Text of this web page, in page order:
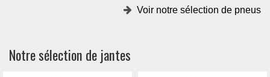
Voir notre sélection de pneus
Notre sélection de jantes